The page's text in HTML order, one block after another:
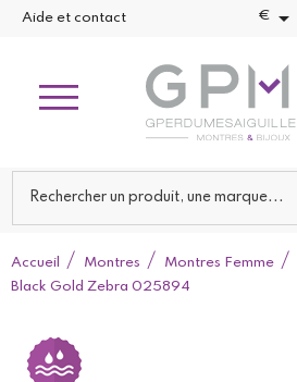
Aide et contact € 
Accueil Montres Montres Femme
Black Gold Zebra 025894